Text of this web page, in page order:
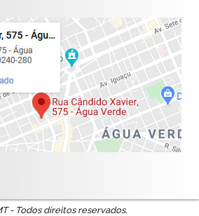
- Todos direitos reservados.